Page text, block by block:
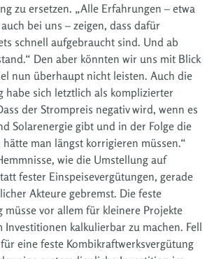
zu ersetzen. „Alle Erfahrungen – etwa
bei uns – zeigen, dass dafür
schnell aufgebraucht sind. Und ab
Den aber könnten wir uns mit Blick
nun überhaupt nicht leisten. Auch die
habe sich letztlich als komplizierter
der Strompreis negativ wird, wenn es
Solarenergie gibt und in der Folge die
hätte man längst korrigieren müssen.“
wie die Umstellung auf
fester Einspeisevergütungen, gerade
Akteure gebremst. Die feste
müsse vor allem für kleinere Projekte
Investitionen kalkulierbar zu machen. Fell
eine feste Kombikraftwerksvergütung